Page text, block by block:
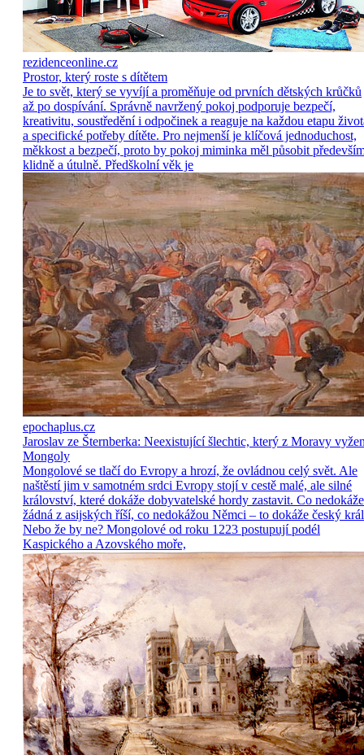
rezidenceonline.cz
Prostor, který roste s dítětem
Je to svět, který se vyvíjí a proměňuje od prvních dětských krůčků
až po dospívání. Správně navržený pokoj podporuje bezpečí,
kreativitu, soustředění i odpočinek a reaguje na každou etapu
a specifické potřeby dítěte. Pro nejmenší je klíčová jednoduchost,
měkkost a bezpečí, proto by pokoj miminka měl působit
klidně a útulně. Předškolní věk je
epochaplus.cz
Jaroslav ze Šternberka: Neexistující šlechtic, který z Moravy
Mongoly
Mongolové se tlačí do Evropy a hrozí, že ovládnou celý svět. Ale
naštěstí jim v samotném srdci Evropy stojí v cestě malé, ale silné
království, které dokáže dobyvatelské hordy zastavit. Co nedokáže
žádná z asijských říší, co nedokážou Němci – to dokáže český
Nebo že by ne? Mongolové od roku 1223 postupují podél
Kaspického a Azovského moře,